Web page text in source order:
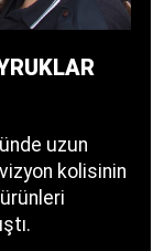
uzun
kolisinin